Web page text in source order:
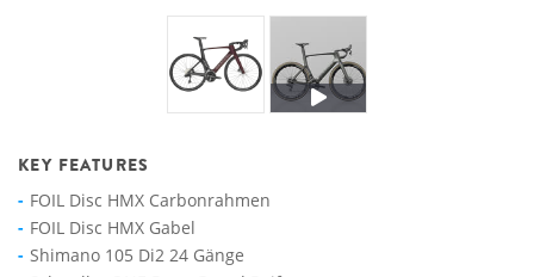
KEY FEATURES
FOIL Disc HMX Carbonrahmen
FOIL Disc HMX Gabel
Shimano 105 Di2 24 Gänge